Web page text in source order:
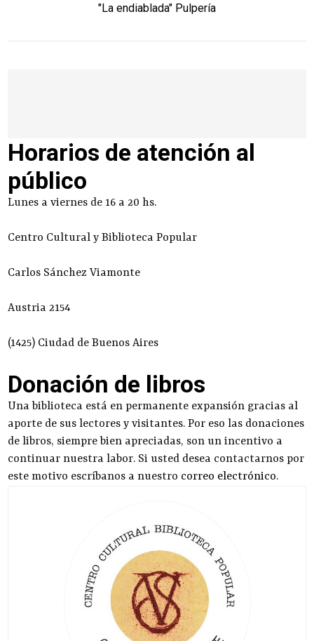
"La endiablada" Pulpería
Horarios de atención al
público
Lunes a viernes de 16 a 20 hs.
Centro Cultural y Biblioteca Popular
Carlos Sánchez Viamonte
Austria 2154
(1425) Ciudad de Buenos Aires
Donación de libros
Una biblioteca está en permanente expansión gracias al
aporte de sus lectores y visitantes. Por eso las donaciones
de libros, siempre bien apreciadas, son un incentivo a
continuar nuestra labor. Si usted desea contactarnos por
este motivo escríbanos a nuestro correo electrónico.